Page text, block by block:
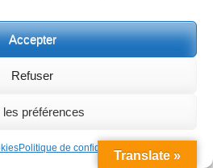
Accepter
Refuser
les préférences
Politique de confidentialité
(2)
Translate »